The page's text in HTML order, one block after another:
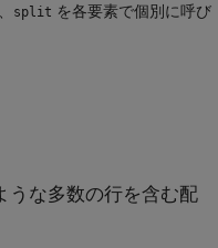
split を各要素で個別に呼び
うな多数の行を含む配